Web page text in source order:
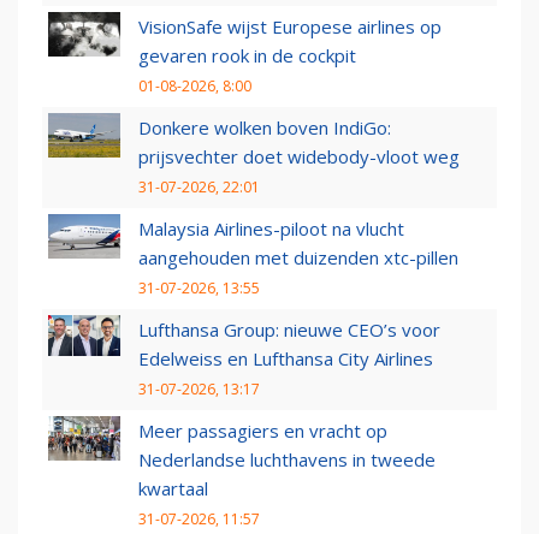
VisionSafe wijst Europese airlines op
gevaren rook in de cockpit
01-08-2026, 8:00
Donkere wolken boven IndiGo:
prijsvechter doet widebody-vloot weg
31-07-2026, 22:01
Malaysia Airlines-piloot na vlucht
aangehouden met duizenden xtc-pillen
31-07-2026, 13:55
Lufthansa Group: nieuwe CEO’s voor
Edelweiss en Lufthansa City Airlines
31-07-2026, 13:17
Meer passagiers en vracht op
Nederlandse luchthavens in tweede
kwartaal
31-07-2026, 11:57